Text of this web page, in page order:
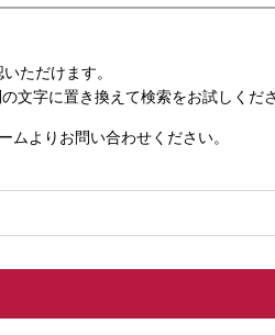
ただけます。
文字に置き換えて検索をお試しくだ
よりお問い合わせください。